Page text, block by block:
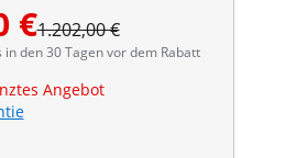
€1.202,00 €
den 30 Tagen vor dem Rabatt
Angebot